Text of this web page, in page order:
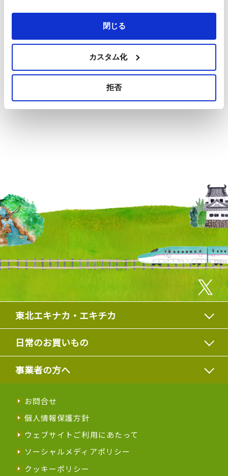
閉じる
カスタム化
拒否
東北エキナカ・エキチカ
日常のお買いもの
事業者の方へ
お問合せ
個人情報保護方針
ウェブサイトご利用にあたって
ソーシャルメディアポリシー
クッキーポリシー